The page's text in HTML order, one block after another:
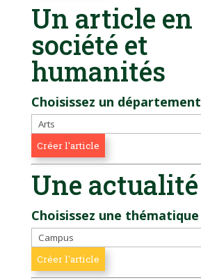
Un article en
société et
humanités
Choisissez un département
Une actualité
Choisissez une thématique